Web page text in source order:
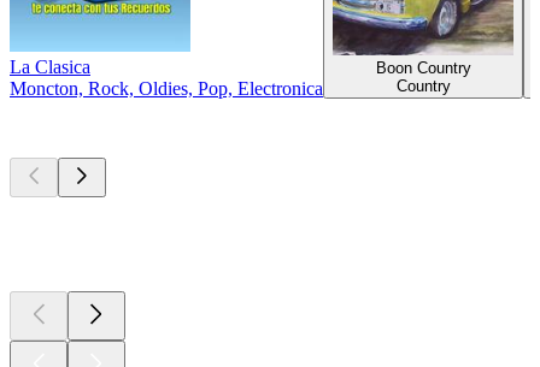
La Clasica
Moncton, Rock, Oldies, Pop, Electronica
Boon Country
Country